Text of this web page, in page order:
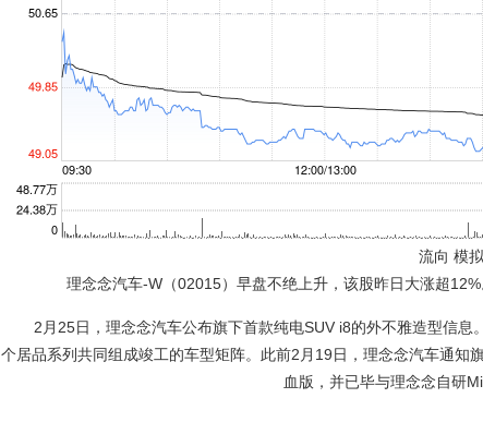
流向 模
理念念汽车-W（02015）早盘不绝上升，该股昨日大涨超12%
2月25日，理念念汽车公布旗下首款纯电SUV i8的外不雅造型信息
个居品系列共同组成竣工的车型矩阵。此前2月19日，理念念汽车通
血版，并已毕与理念念自研